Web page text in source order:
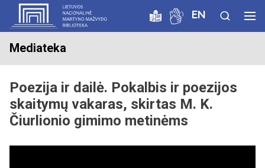
EN
Mediateka
Poezija ir dailė. Pokalbis ir poezijos
skaitymų vakaras, skirtas M. K.
Čiurlionio gimimo metinėms